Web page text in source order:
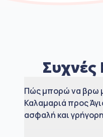
Συχνές
Πώς μπορώ να βρω
Καλαμαριά προς
ασφαλή και